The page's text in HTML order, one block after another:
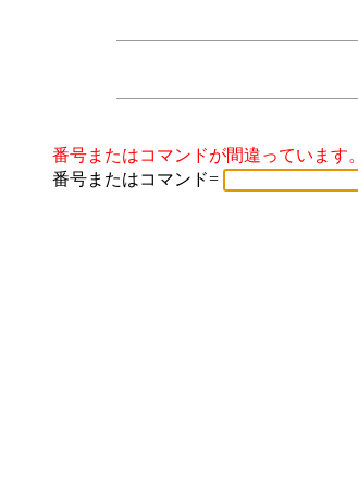
番号またはコマンドが間違っています。
番号またはコマンド=